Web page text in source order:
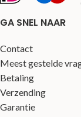
GA SNEL NAAR
Contact
Meest gestelde
Betaling
Verzending
Garantie